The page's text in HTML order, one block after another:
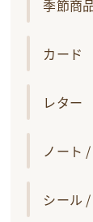
季節商
カード
レター
ノート
シール